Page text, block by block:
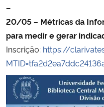
–
20/05 – Métricas da
para medir e gerar
Inscrição: https://